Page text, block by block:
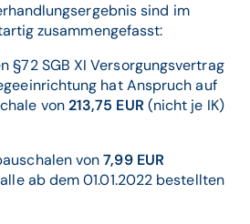
sind im
zusammengefasst:
§72 SGB XI Versorgungsvertrag
hat Anspruch auf
von213,75 EUR (nicht je IK)
von7,99 EUR
ab dem 01.01.2022 bestellten